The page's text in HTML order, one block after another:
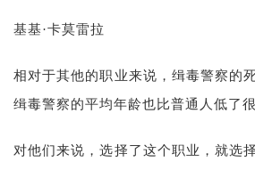
基基·卡莫雷拉
相对于其他的职业来说，缉毒警察的
缉毒警察的平均年龄也比普通人低了很
对他们来说，选择了这个职业，就选